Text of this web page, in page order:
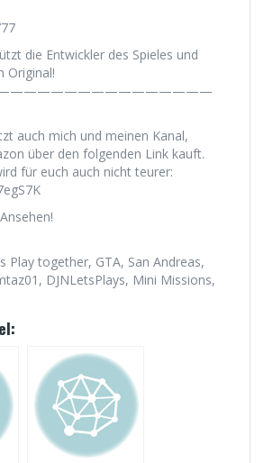
die Entwickler des Spieles und
Original!
auch mich und meinen Kanal,
über den folgenden Link kauft.
für euch auch nicht teurer:
Play together, GTA, San Andreas,
DJNLetsPlays, Mini Missions,